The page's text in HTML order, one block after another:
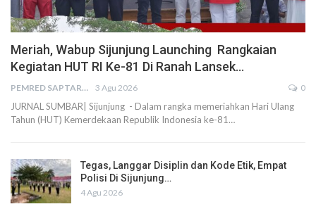
Meriah, Wabup Sijunjung Launching Rangkaian
Kegiatan HUT RI Ke-81 Di Ranah Lansek…
PEMRED SAPTARIUS 3 Agu 2026 0
JURNAL SUMBAR| Sijunjung - Dalam rangka memeriahkan Hari Ulang
Tahun (HUT) Kemerdekaan Republik Indonesia ke-81…
Tegas, Langgar Disiplin dan Kode Etik, Empat
Polisi Di Sijunjung…
4 Agu 2026